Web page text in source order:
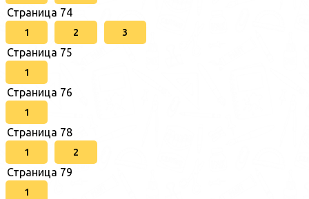
Страница 74
1 2 3
Страница 75
1
Страница 76
1
Страница 78
1 2
Страница 79
1